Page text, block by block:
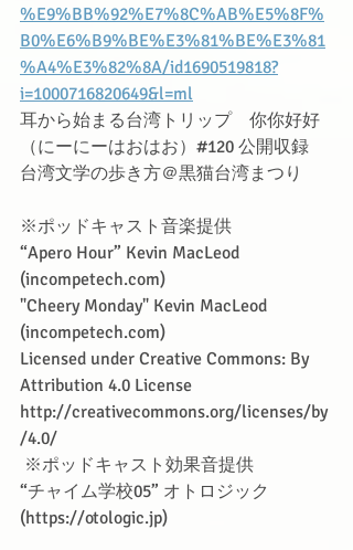
%E9%BB%92%E7%8C%AB%E5%8F%
B0%E6%B9%BE%E3%81%BE%E3%81
%A4%E3%82%8A/id1690519818?
i=1000716820649&l=ml
耳から始まる台湾トリップ　你你好好
（にーにーはおはお）#120 公開収録
台湾文学の歩き方＠黒猫台湾まつり
※ポッドキャスト音楽提供
“Apero Hour” Kevin MacLeod
(incompetech.com)
"Cheery Monday" Kevin MacLeod
(incompetech.com)
Licensed under Creative Commons: By
Attribution 4.0 License
http://creativecommons.org/licenses/by
/4.0/
※ポッドキャスト効果音提供
“チャイム学校05” オトロジック
(https://otologic.jp)